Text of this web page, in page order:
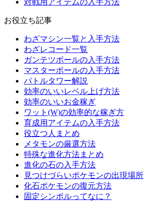
対戦用アイテムの入手方法
お役立ち記事
わざマシン一覧と入手方法
わざレコード一覧
ガンテツボールの入手方法
マスターボールの入手方法
バトルタワー解説
効率のいいレベル上げ方法
効率のいいお金稼ぎ
ワット(W)の効率的な稼ぎ方
育成用アイテムの入手方法
役立つ人まとめ
メタモンの厳選方法
特殊な進化方法まとめ
進化の石の入手方法
見つけづらいポケモンの出現場所
化石ポケモンの復元方法
固定シンボルってなに？